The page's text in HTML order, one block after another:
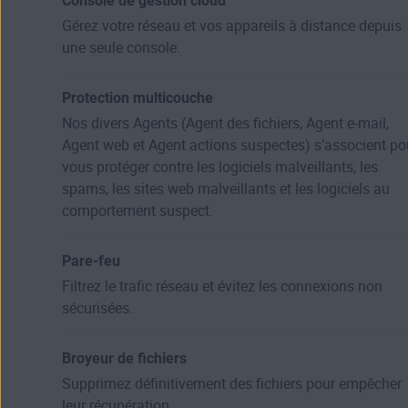
Gérez votre réseau et vos appareils à distance depuis
une seule console.
Protection multicouche
Nos divers Agents (Agent des fichiers, Agent e-mail,
Agent web et Agent actions suspectes) s’associent
vous protéger contre les logiciels malveillants, les
spams, les sites web malveillants et les logiciels au
comportement suspect.
Pare-feu
Filtrez le trafic réseau et évitez les connexions non
sécurisées.
Broyeur de fichiers
Supprimez définitivement des fichiers pour empêcher